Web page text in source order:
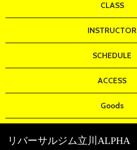
CLASS
INSTRUCTOR
SCHEDULE
ACCESS
Goods
リバーサルジム立川 ALPHA